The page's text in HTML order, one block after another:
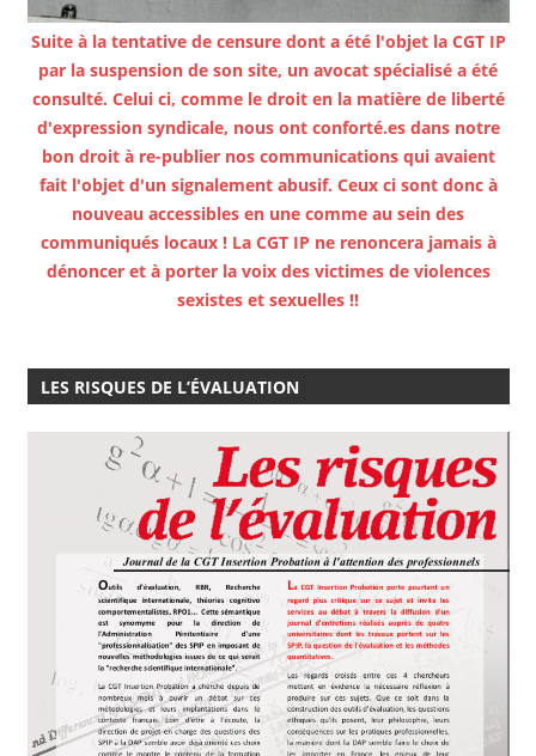
Suite à la tentative de censure dont a été l'objet la CGT IP
par la suspension de son site, un avocat spécialisé a été
consulté. Celui ci, comme le droit en la matière de liberté
d'expression syndicale, nous ont conforté.es dans notre
bon droit à re-publier nos communications qui avaient
fait l'objet d'un signalement abusif. Ceux ci sont donc à
nouveau accessibles en une comme au sein des
communiqués locaux ! La CGT IP ne renoncera jamais à
dénoncer et à porter la voix des victimes de violences
sexistes et sexuelles !!
LES RISQUES DE L’ÉVALUATION